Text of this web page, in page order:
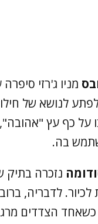
מניו ג'רזי
לנושא של
על כף עץ
בה.
נזכרה בתיק
לדבריה,
כשאחד הצדדים